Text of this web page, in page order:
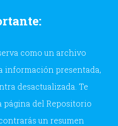
como un archivo
información presentada,
desactualizada. Te
del Repositorio
un resumen